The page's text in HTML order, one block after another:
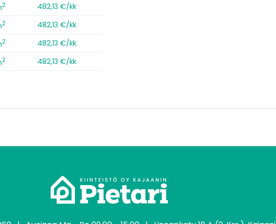
2
482,13 €/kk
2
482,13 €/kk
2
482,13 €/kk
2 482,13 €/kk